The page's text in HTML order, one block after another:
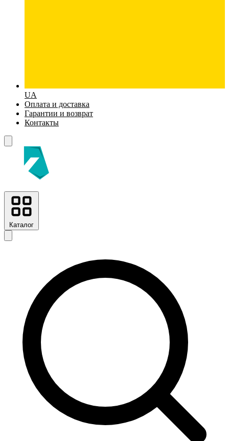
UA
Оплата и доставка
Гарантии и возврат
Контакты
Каталог